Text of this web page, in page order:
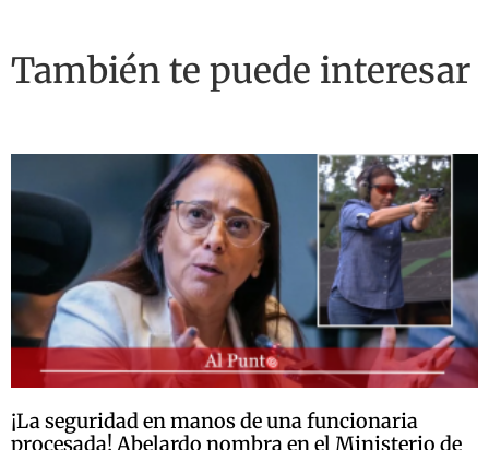
También te puede interesar
¡La seguridad en manos de una funcionaria
procesada! Abelardo nombra en el Ministerio de